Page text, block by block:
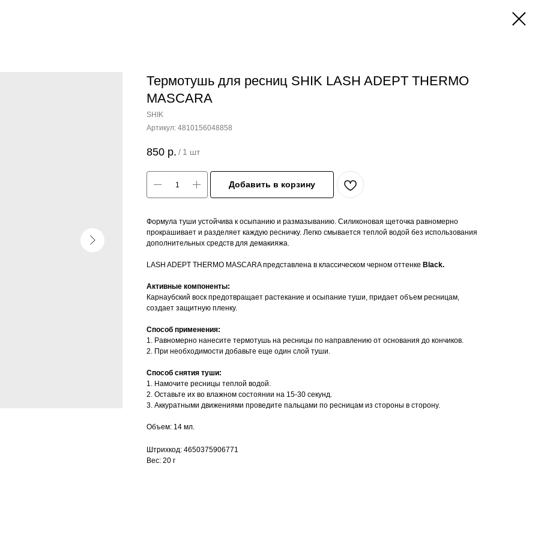
Термотушь для ресниц SHIK LASH ADEPT THERMO
MASCARA
SHIK
Артикул: 4810156048858
850 р. / 1 шт
Добавить в корзину
Формула туши устойчива к осыпанию и размазыванию. Силиконовая щеточка равномерно
прокрашивает и разделяет каждую ресничку. Легко смывается теплой водой без использования
дополнительных средств для демакияжа.
LASH ADEPT THERMO MASCARA представлена в классическом черном оттенке Black.
Активные компоненты:
Карнаубский воск предотвращает растекание и осыпание туши, придает объем ресницам,
создает защитную пленку.
Способ применения:
1. Равномерно нанесите термотушь на ресницы по направлению от основания до кончиков.
2. При необходимости добавьте еще один слой туши.
Способ снятия туши:
1. Намочите ресницы теплой водой.
2. Оставьте их во влажном состоянии на 15-30 секунд.
3. Аккуратными движениями проведите пальцами по ресницам из стороны в сторону.
Объем: 14 мл.
Штрихкод: 4650375906771
Вес: 20 г